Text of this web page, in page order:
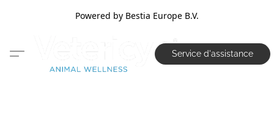
Powered by Bestia Europe B.V.
Service d'assistance